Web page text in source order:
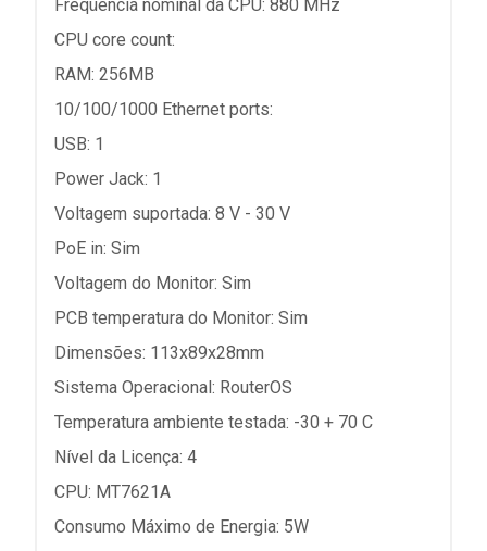
Freqüência nominal da CPU: 880 MHz
CPU core count:
RAM: 256MB
10/100/1000 Ethernet ports:
USB: 1
Power Jack: 1
Voltagem suportada: 8 V - 30 V
PoE in: Sim
Voltagem do Monitor: Sim
PCB temperatura do Monitor: Sim
Dimensões: 113x89x28mm
Sistema Operacional: RouterOS
Temperatura ambiente testada: -30 + 70 C
Nível da Licença: 4
CPU: MT7621A
Consumo Máximo de Energia: 5W